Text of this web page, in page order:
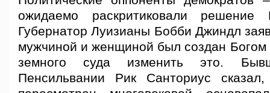
ожидаемо раскритиковали решение
Губернатор Луизианы Бобби Джиндл
мужчиной и женщиной был создан Богом
земного суда изменить это.
Пенсильвании Рик Санториуc